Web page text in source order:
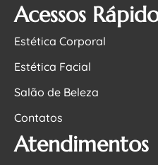
Acessos
Estética Corporal
Estética Facial
Salão de Beleza
Contatos
Atendimentos